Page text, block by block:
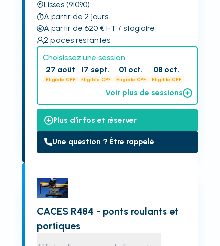
Lisses (91090)
À partir de 2 jours
À partir de 620€ HT / stagiaire
2 places restantes
Choisissez une session :
27 août
Éligible CPF
17 sept.
Éligible CPF
01 oct.
Éligible CPF
08 oct.
Éligible CPF
Voir plus de sessions
Plus d'infos et réserver
Une question ? Être rappelé
CACES R484 - ponts roulants et
portiques